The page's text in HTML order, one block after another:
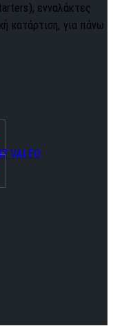
ενναλάκτες
κατάρτιση, για πάνω
VALEO